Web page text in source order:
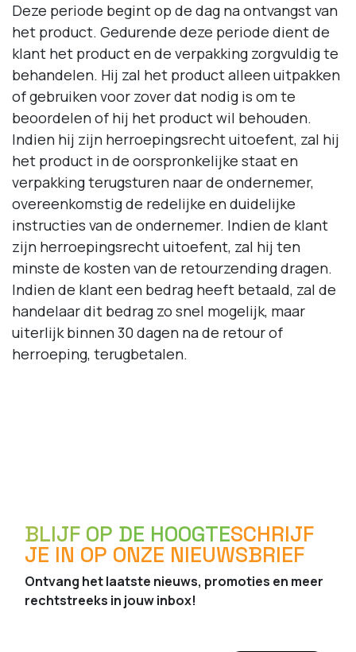
Deze periode begint op de dag na ontvangst van
het product. Gedurende deze periode dient de
klant het product en de verpakking zorgvuldig te
behandelen. Hij zal het product alleen uitpakken
of gebruiken voor zover dat nodig is om te
beoordelen of hij het product wil behouden.
Indien hij zijn herroepingsrecht uitoefent, zal hij
het product in de oorspronkelijke staat en
verpakking terugsturen naar de ondernemer,
overeenkomstig de redelijke en duidelijke
instructies van de ondernemer. Indien de klant
zijn herroepingsrecht uitoefent, zal hij ten
minste de kosten van de retourzending dragen.
Indien de klant een bedrag heeft betaald, zal de
handelaar dit bedrag zo snel mogelijk, maar
uiterlijk binnen 30 dagen na de retour of
herroeping, terugbetalen.
BLIJF OP DE HOOGTESCHRIJF
JE IN OP ONZE NIEUWSBRIEF
Ontvang het laatste nieuws, promoties en meer
rechtstreeks in jouw inbox!